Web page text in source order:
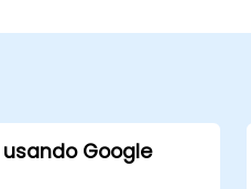
Google